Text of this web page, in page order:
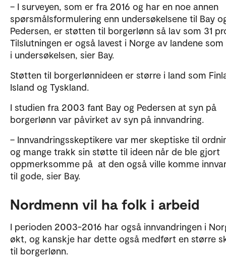
– I surveyen, som er fra 2016 og har en noe annen
spørsmålsformulering enn undersøkelsene til Bay
Pedersen, er støtten til borgerlønn så lav som 31
Tilslutningen er også lavest i Norge av landene som
i undersøkelsen, sier Bay.
Støtten til borgerlønnideen er større i land som
Island og Tyskland.
I studien fra 2003 fant Bay og Pedersen at syn på
borgerlønn var påvirket av syn på innvandring.
– Innvandringsskeptikere var mer skeptiske til
og mange trakk sin støtte til ideen når de ble gjort
oppmerksomme på at den også ville komme
til gode, sier Bay.
Nordmenn vil ha folk i arbeid
I perioden 2003-2016 har også innvandringen i
økt, og kanskje har dette også medført en større
til borgerlønn.